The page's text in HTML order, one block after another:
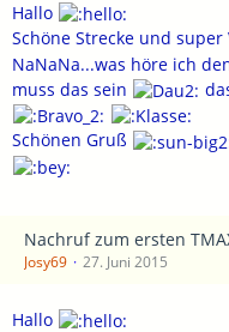
Hallo
Schöne Strecke und super
NaNaNa...was höre ich
muss das sein
Schönen Gruß
Nachruf zum ersten
Josy69 27. Juni 2015
Hallo